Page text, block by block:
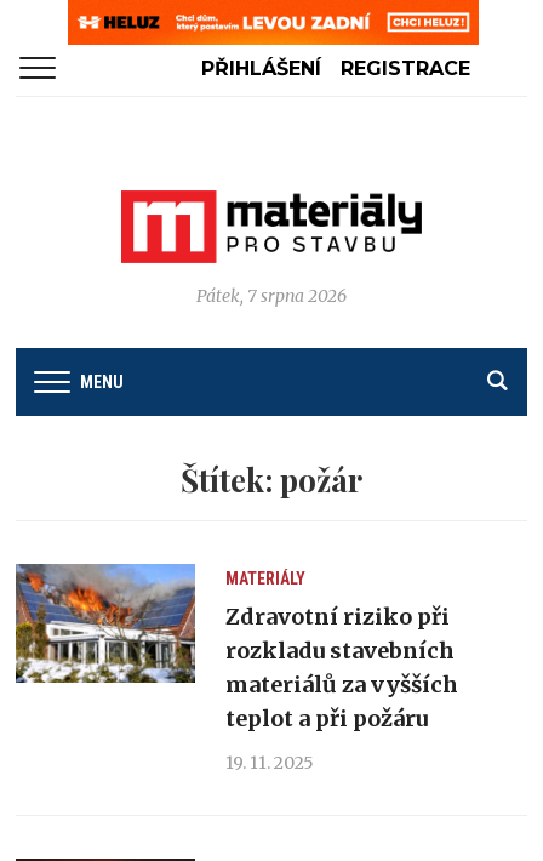
PŘIHLÁŠENÍ REGISTRACE
Pátek, 7 srpna 2026
MENU
Štítek: požár
MATERIÁLY
Zdravotní riziko při
rozkladu stavebních
materiálů za vyšších
teplot a při požáru
19. 11. 2025